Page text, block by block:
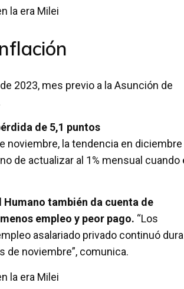
la era Milei
2023, mes previo a la Asunción de
de 5,1 puntos
noviembre, la tendencia en diciembre
de actualizar al 1% mensual cuando
también da cuenta de
empleo y peor pago. “Los
asalariado privado continuó
de noviembre”, comunica.
la era Milei